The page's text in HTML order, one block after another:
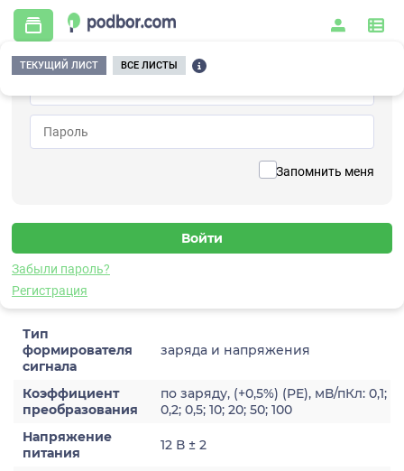
Запомнить меня
Забыли пароль?
Регистрация
ТЕКУЩИЙ ЛИСТ ВСЕ ЛИСТЫ
Главная / Контрольно-измерительные приборы и автоматика /
Измерительное оборудование / Формирователи сигналов / Преобразующие
A141
Формирователь сигналов преобразующий
Характеристики
Тип
формирователя
сигнала
заряда и напряжения
Коэффициент
преобразования
по заряду, (+0,5%) (PE), мВ/пКл: 0,1;
0,2; 0,5; 10; 20; 50; 100
Напряжение
питания
12 В ± 2